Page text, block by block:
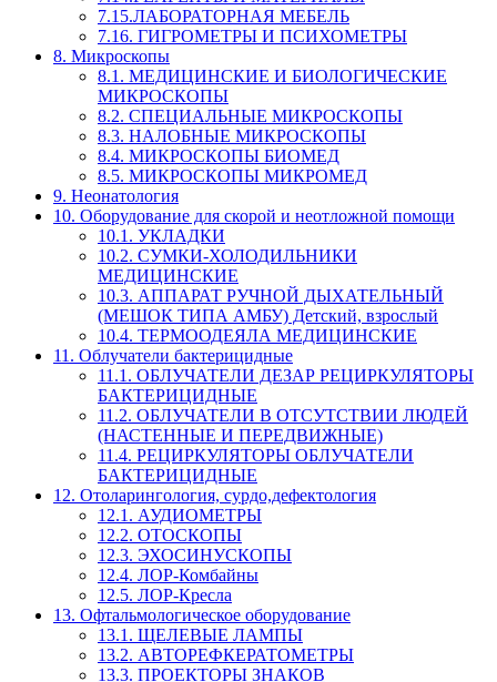
7.15.ЛАБОРАТОРНАЯ МЕБЕЛЬ
7.16. ГИГРОМЕТРЫ И ПСИХОМЕТРЫ
8. Микроскопы
8.1. МЕДИЦИНСКИЕ И БИОЛОГИЧЕСКИЕ
МИКРОСКОПЫ
8.2. СПЕЦИАЛЬНЫЕ МИКРОСКОПЫ
8.3. НАЛОБНЫЕ МИКРОСКОПЫ
8.4. МИКРОСКОПЫ БИОМЕД
8.5. МИКРОСКОПЫ МИКРОМЕД
9. Неонатология
10. Оборудование для скорой и неотложной помощи
10.1. УКЛАДКИ
10.2. СУМКИ-ХОЛОДИЛЬНИКИ
МЕДИЦИНСКИЕ
10.3. АППАРАТ РУЧНОЙ ДЫХАТЕЛЬНЫЙ
(МЕШОК ТИПА АМБУ) Детский, взрослый
10.4. ТЕРМООДЕЯЛА МЕДИЦИНСКИЕ
11. Облучатели бактерицидные
11.1. ОБЛУЧАТЕЛИ ДЕЗАР РЕЦИРКУЛЯТОРЫ
БАКТЕРИЦИДНЫЕ
11.2. ОБЛУЧАТЕЛИ В ОТСУТСТВИИ ЛЮДЕЙ
(НАСТЕННЫЕ И ПЕРЕДВИЖНЫЕ)
11.4. РЕЦИРКУЛЯТОРЫ ОБЛУЧАТЕЛИ
БАКТЕРИЦИДНЫЕ
12. Отоларингология, сурдо,дефектология
12.1. АУДИОМЕТРЫ
12.2. ОТОСКОПЫ
12.3. ЭХОСИНУСКОПЫ
12.4. ЛОР-Комбайны
12.5. ЛОР-Кресла
13. Офтальмологическое оборудование
13.1. ЩЕЛЕВЫЕ ЛАМПЫ
13.2. АВТОРЕФКЕРАТОМЕТРЫ
13.3. ПРОЕКТОРЫ ЗНАКОВ